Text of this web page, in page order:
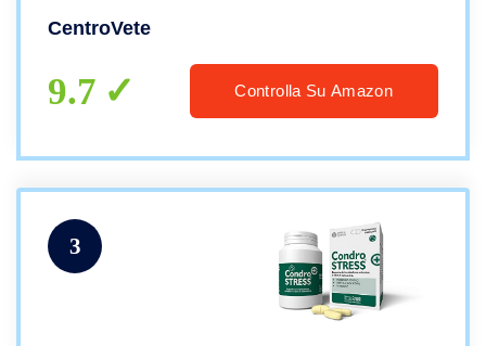
CentroVete
9.7 Controlla Su Amazon
3